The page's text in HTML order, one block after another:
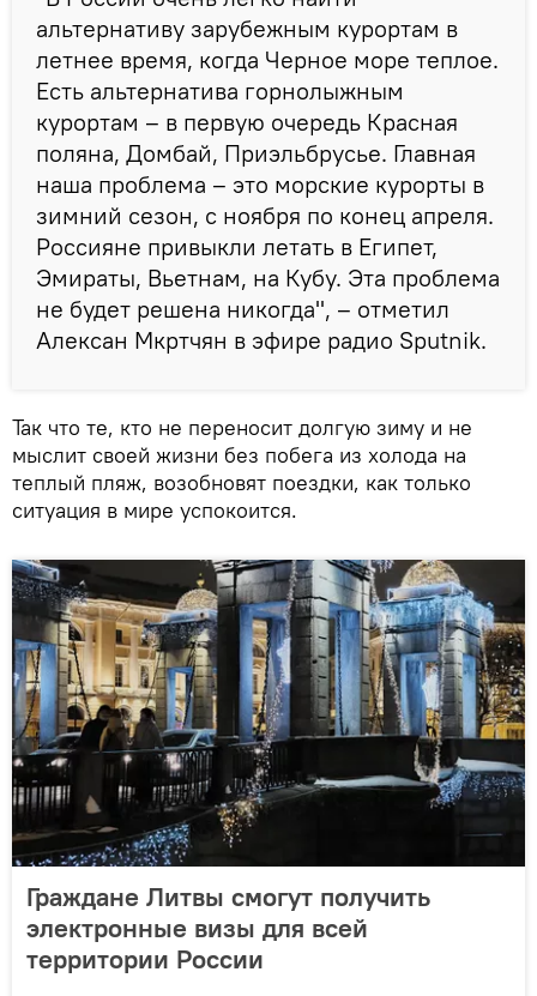
альтернативу зарубежным курортам в
летнее время, когда Черное море теплое.
Есть альтернатива горнолыжным
курортам – в первую очередь Красная
поляна, Домбай, Приэльбрусье. Главная
наша проблема – это морские курорты в
зимний сезон, с ноября по конец апреля.
Россияне привыкли летать в Египет,
Эмираты, Вьетнам, на Кубу. Эта проблема
не будет решена никогда", – отметил
Алексан Мкртчян в эфире радио Sputnik.
Так что те, кто не переносит долгую зиму и не
мыслит своей жизни без побега из холода на
теплый пляж, возобновят поездки, как только
ситуация в мире успокоится.
Граждане Литвы смогут получить
электронные визы для всей
территории России